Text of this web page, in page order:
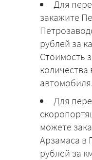
Для
закажите
рублей за
Стоимость
автомобиля.
Для
можете
Арзамаса в
рублей за